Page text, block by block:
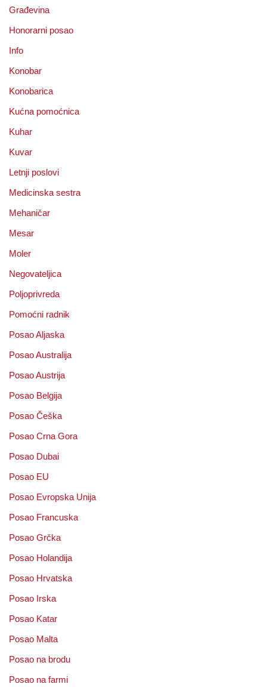
Građevina
Honorarni posao
Info
Konobar
Konobarica
Kućna pomoćnica
Kuhar
Kuvar
Letnji poslovi
Medicinska sestra
Mehaničar
Mesar
Moler
Negovateljica
Poljoprivreda
Pomoćni radnik
Posao Aljaska
Posao Australija
Posao Austrija
Posao Belgija
Posao Češka
Posao Crna Gora
Posao Dubai
Posao EU
Posao Evropska Unija
Posao Francuska
Posao Grčka
Posao Holandija
Posao Hrvatska
Posao Irska
Posao Katar
Posao Malta
Posao na brodu
Posao na farmi